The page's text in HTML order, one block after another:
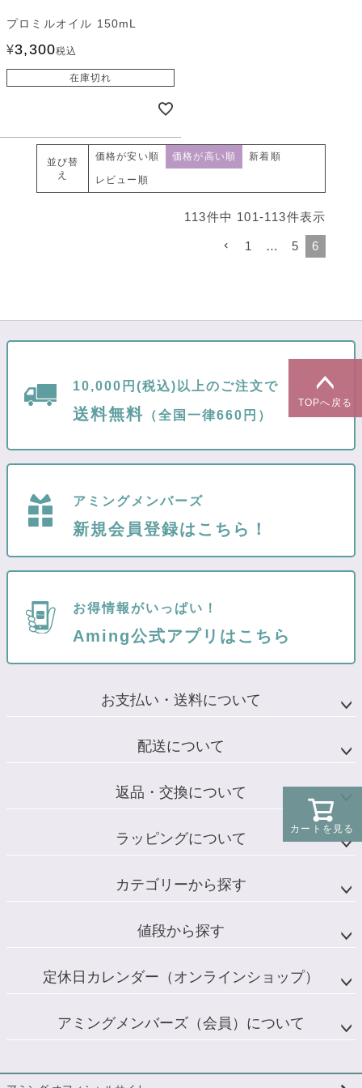
プロミルオイル 150mL
¥3,300税込
在庫切れ
並び替
え
価格が安い順 価格が高い順 新着順
レビュー順
113件中 101-113件表示
1 … 5 6
カートを見る
TOPへ戻る
10,000円(税込)以上のご注文で
送料無料 （全国一律660円）
アミングメンバーズ
新規会員登録はこちら！
お得情報がいっぱい！
Aming公式アプリはこちら
お支払い・送料について
配送について
返品・交換について
ラッピングについて
カテゴリーから探す
値段から探す
定休日カレンダー（オンラインショップ）
アミングメンバーズ（会員）について